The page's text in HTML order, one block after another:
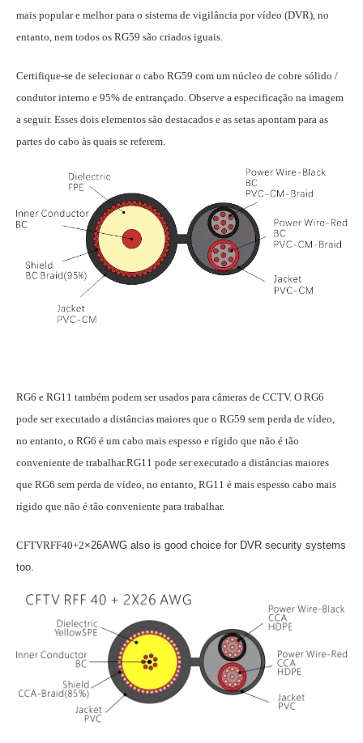
mais popular e melhor para o sistema de vigilância por vídeo (DVR), no
entanto, nem todos os RG59 são criados iguais.
Certifique-se de selecionar o cabo RG59 com um núcleo de cobre sólido /
condutor interno e 95% de entrançado. Observe a especificação na imagem
a seguir. Esses dois elementos são destacados e as setas apontam para as
partes do cabo às quais se referem.
RG6 e RG11 também podem ser usados para câmeras de CCTV. O RG6
pode ser executado a distâncias maiores que o RG59 sem perda de vídeo,
no entanto, o RG6 é um cabo mais espesso e rígido que não é tão
conveniente de trabalhar.RG11 pode ser executado a distâncias maiores
que RG6 sem perda de vídeo, no entanto, RG11 é mais espesso cabo mais
rígido que não é tão conveniente para trabalhar.
CFTVRFF40+2×26AWG also is good choice for DVR security systems
too.